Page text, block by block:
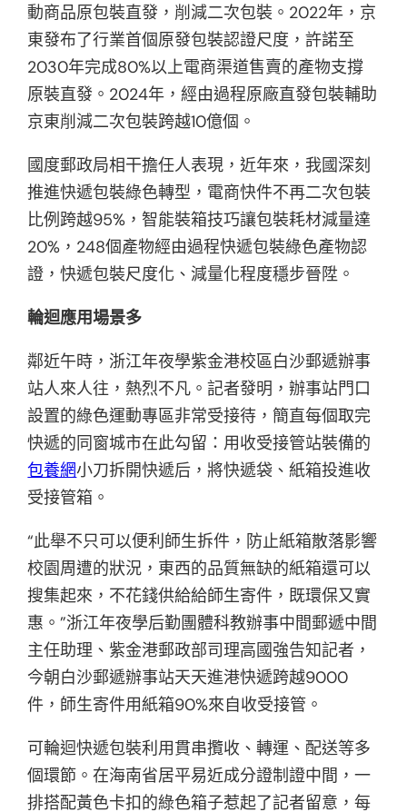
動商品原包裝直發，削減二次包裝。2022年，京
東發布了行業首個原發包裝認證尺度，許諾至
2030年完成80%以上電商渠道售賣的產物支撐
原裝直發。2024年，經由過程原廠直發包裝輔助
京東削減二次包裝跨越10億個。
國度郵政局相干擔任人表現，近年來，我國深刻
推進快遞包裝綠色轉型，電商快件不再二次包裝
比例跨越95%，智能裝箱技巧讓包裝耗材減量達
20%，248個產物經由過程快遞包裝綠色產物認
證，快遞包裝尺度化、減量化程度穩步晉陞。
輪迴應用場景多
鄰近午時，浙江年夜學紫金港校區白沙郵遞辦事
站人來人往，熱烈不凡。記者發明，辦事站門口
設置的綠色運動專區非常受接待，簡直每個取完
快遞的同窗城市在此勾留：用收受接管站裝備的
包養網小刀拆開快遞后，將快遞袋、紙箱投進收
受接管箱。
“此舉不只可以便利師生拆件，防止紙箱散落影響
校園周遭的狀況，東西的品質無缺的紙箱還可以
搜集起來，不花錢供給給師生寄件，既環保又實
惠。”浙江年夜學后勤團體科教辦事中間郵遞中間
主任助理、紫金港郵政部司理高國強告知記者，
今朝白沙郵遞辦事站天天進港快遞跨越9000
件，師生寄件用紙箱90%來自收受接管。
可輪迴快遞包裝利用貫串攬收、轉運、配送等多
個環節。在海南省居平易近成分證制證中間，一
排搭配黃色卡扣的綠色箱子惹起了記者留意，每